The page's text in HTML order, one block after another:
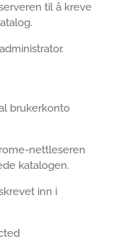
til å kreve
brukerkonto
nettleseren
katalogen.
inn i